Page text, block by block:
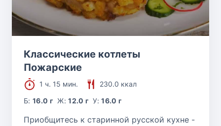
Классические котлеты
Пожарские
1 ч. 15 мин.
230.0 ккал
Б:16.0 г Ж:12.0 г У:16.0 г
Приобщитесь к старинной русской кухне -